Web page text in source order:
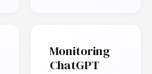
Monitoring
ChatGPT